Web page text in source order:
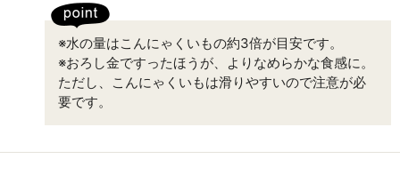
※水の量はこんにゃくいもの約3倍が目安です。
※おろし金ですったほうが、よりなめらかな食感に。
ただし、こんにゃくいもは滑りやすいので注意が必
要です。